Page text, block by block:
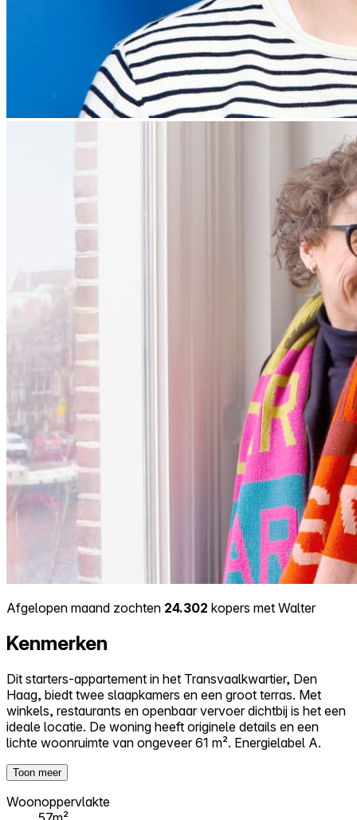
Afgelopen maand zochten 24.302 kopers met Walter
Kenmerken
Dit starters-appartement in het Transvaalkwartier, Den
Haag, biedt twee slaapkamers en een groot terras. Met
winkels, restaurants en openbaar vervoer dichtbij is het een
ideale locatie. De woning heeft originele details en een
lichte woonruimte van ongeveer 61 m². Energielabel A.
Toon meer
Woonoppervlakte